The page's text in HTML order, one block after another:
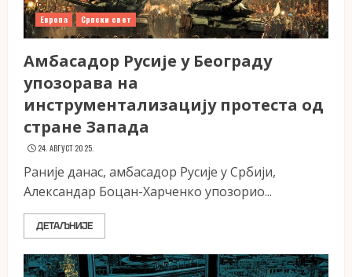
Европа Српски свет
Амбасадор Русије у Београду
упозорава на
инструментализацију протеста од
стране Запада
24. АВГУСТ 2025.
Раније данас, амбасадор Русије у Србији,
Александар Боцан-Харченко упозорио...
ДЕТАЉНИЈЕ